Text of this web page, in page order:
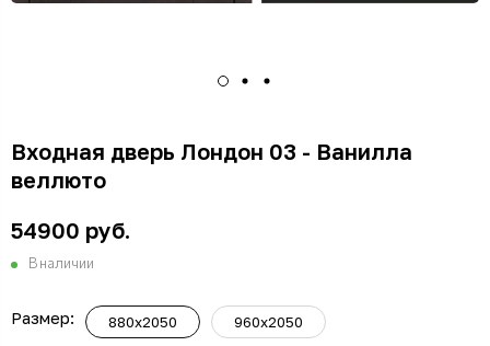
Входная дверь Лондон 03 - Ванилла
веллюто
54900 руб.
В наличии
Размер: 880x2050 960x2050